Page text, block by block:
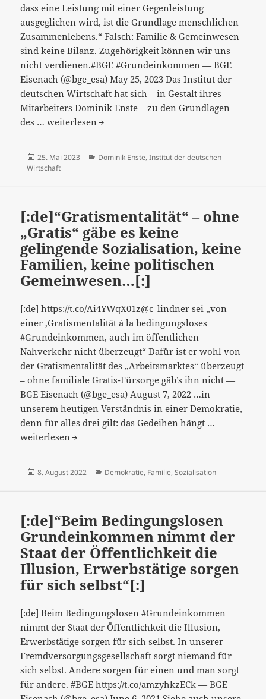
dass eine Leistung mit einer Gegenleistung
ausgeglichen wird, ist die Grundlage menschlichen
Zusammenlebens.“ Falsch: Familie & Gemeinwesen
sind keine Bilanz. Zugehörigkeit können wir uns
nicht verdienen.#BGE #Grundeinkommen — BGE
Eisenach (@bge_esa) May 25, 2023 Das Institut der
deutschen Wirtschaft hat sich – in Gestalt ihres
Mitarbeiters Dominik Enste – zu den Grundlagen
des …Leistung
–
weiterlesen
Veröffentlicht
am
25. Mai 2023 Kategorien
Dominik Enste, Institut der deutschen
Wirtschaft
[:de]“Gratismentalität“ – ohne
„Gratis“ gäbe es keine
gelingende Sozialisation, keine
Familien, keine politischen
Gemeinwesen…[:]
[:de] https://t.co/Ai4YWqX01z@c_lindner sei „von
einer ‚Gratismentalität à la bedingungsloses
#Grundeinkommen‚ auch im öffentlichen
Nahverkehr nicht überzeugt“ Dafür ist er wohl von
der Gratismentalität des „Arbeitsmarktes“ überzeugt
– ohne familiale Gratis-Fürsorge gäb’s ihn nicht —
BGE Eisenach (@bge_esa) August 7, 2022 …in
unserem heutigen Verständnis in einer Demokratie,
denn für alles drei gilt: das Gedeihen hängt …
gäbe
gelingende
keine
Familien,
keine
weiterlesen
Veröffentlicht
8. August 2022 Kategorien
Demokratie, Familie, Sozialisation
[:de]“Beim Bedingungslosen
Grundeinkommen nimmt der
Staat der Öffentlichkeit die
Illusion, Erwerbstätige sorgen
für sich selbst“[:]
[:de] Beim Bedingungslosen #Grundeinkommen
nimmt der Staat der Öffentlichkeit die Illusion,
Erwerbstätige sorgen für sich selbst. In unserer
Fremdversorgungsgesellschaft sorgt niemand für
sich selbst. Andere sorgen für einen und man sorgt
für andere. #BGE https://t.co/amzyhkzECk — BGE